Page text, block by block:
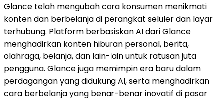
Glance telah mengubah cara konsumen menikmati
konten dan berbelanja di perangkat seluler dan layar
terhubung. Platform berbasiskan AI dari Glance
menghadirkan konten hiburan personal, berita,
olahraga, belanja, dan lain-lain untuk ratusan juta
pengguna. Glance juga memimpin era baru dalam
perdagangan yang didukung AI, serta menghadirkan
cara berbelanja yang benar-benar inovatif di pasar